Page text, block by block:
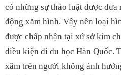
có những sự thảo luật được đưa
động xăm hình. Vậy nên loại
được chấp nhận tại xứ sở kim
điều kiện đi du học Hàn Quốc.
xăm trên người không ảnh